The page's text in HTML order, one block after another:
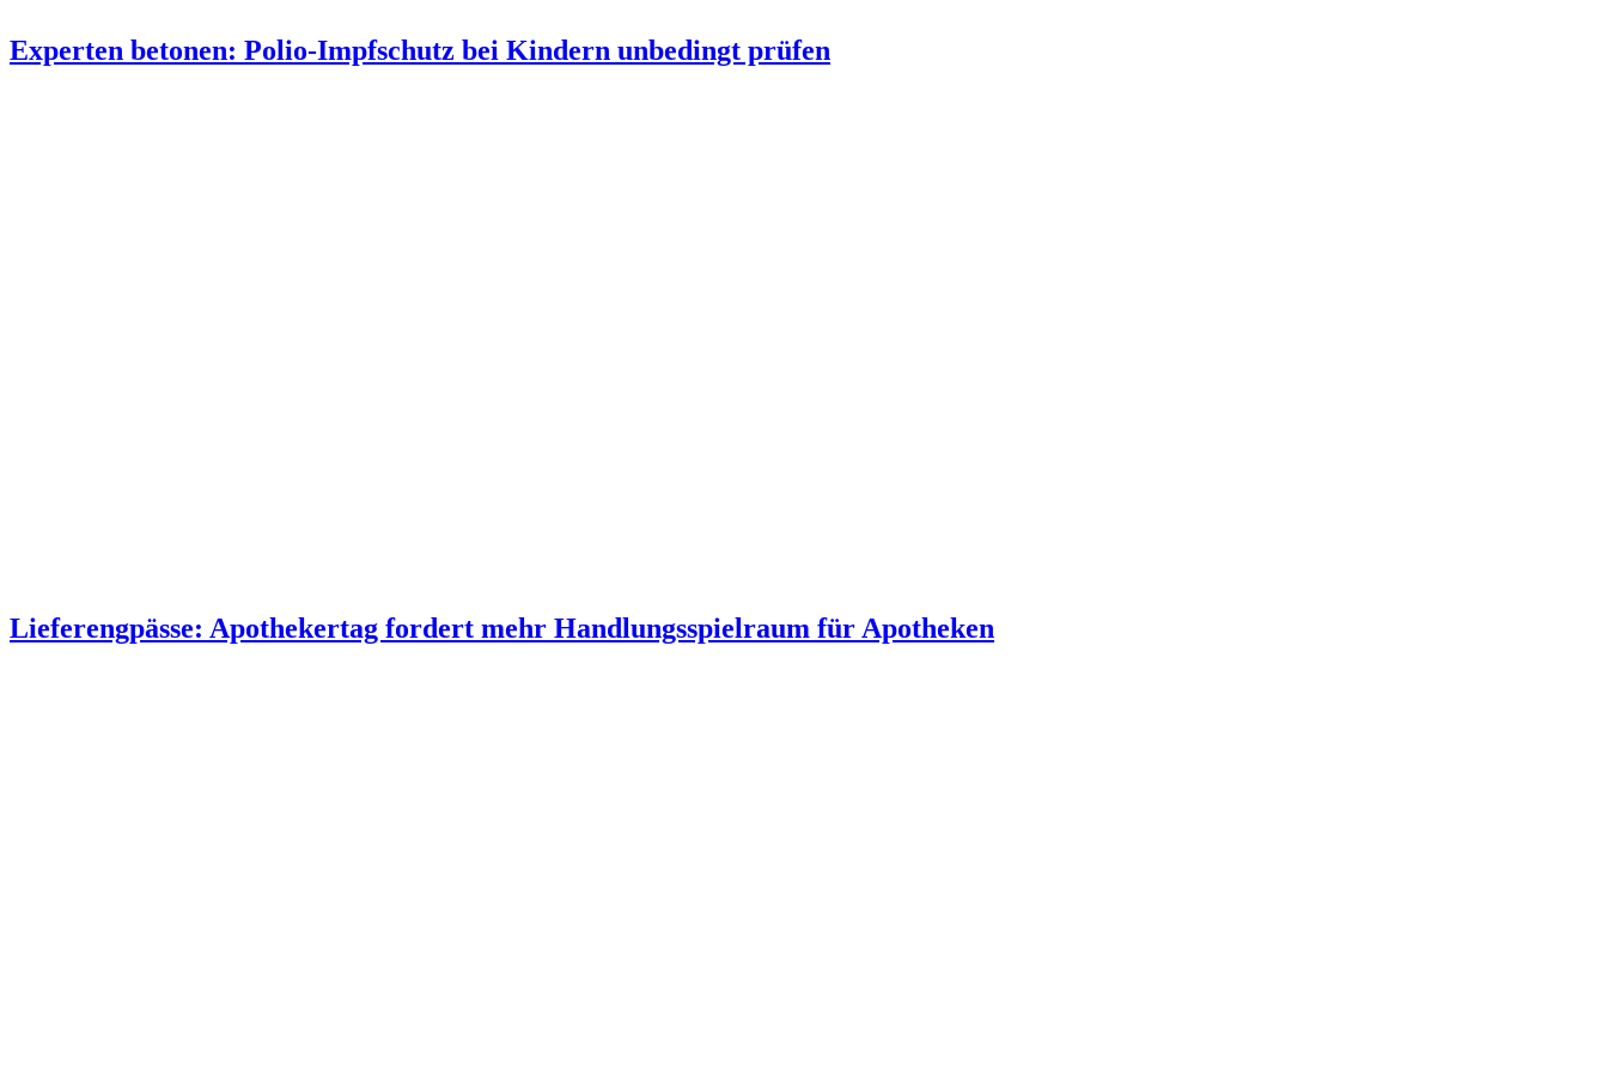
Experten betonen: Polio-Impfschutz bei Kindern unbedingt prüfen
Lieferengpässe: Apothekertag fordert mehr Handlungsspielraum für Apotheken